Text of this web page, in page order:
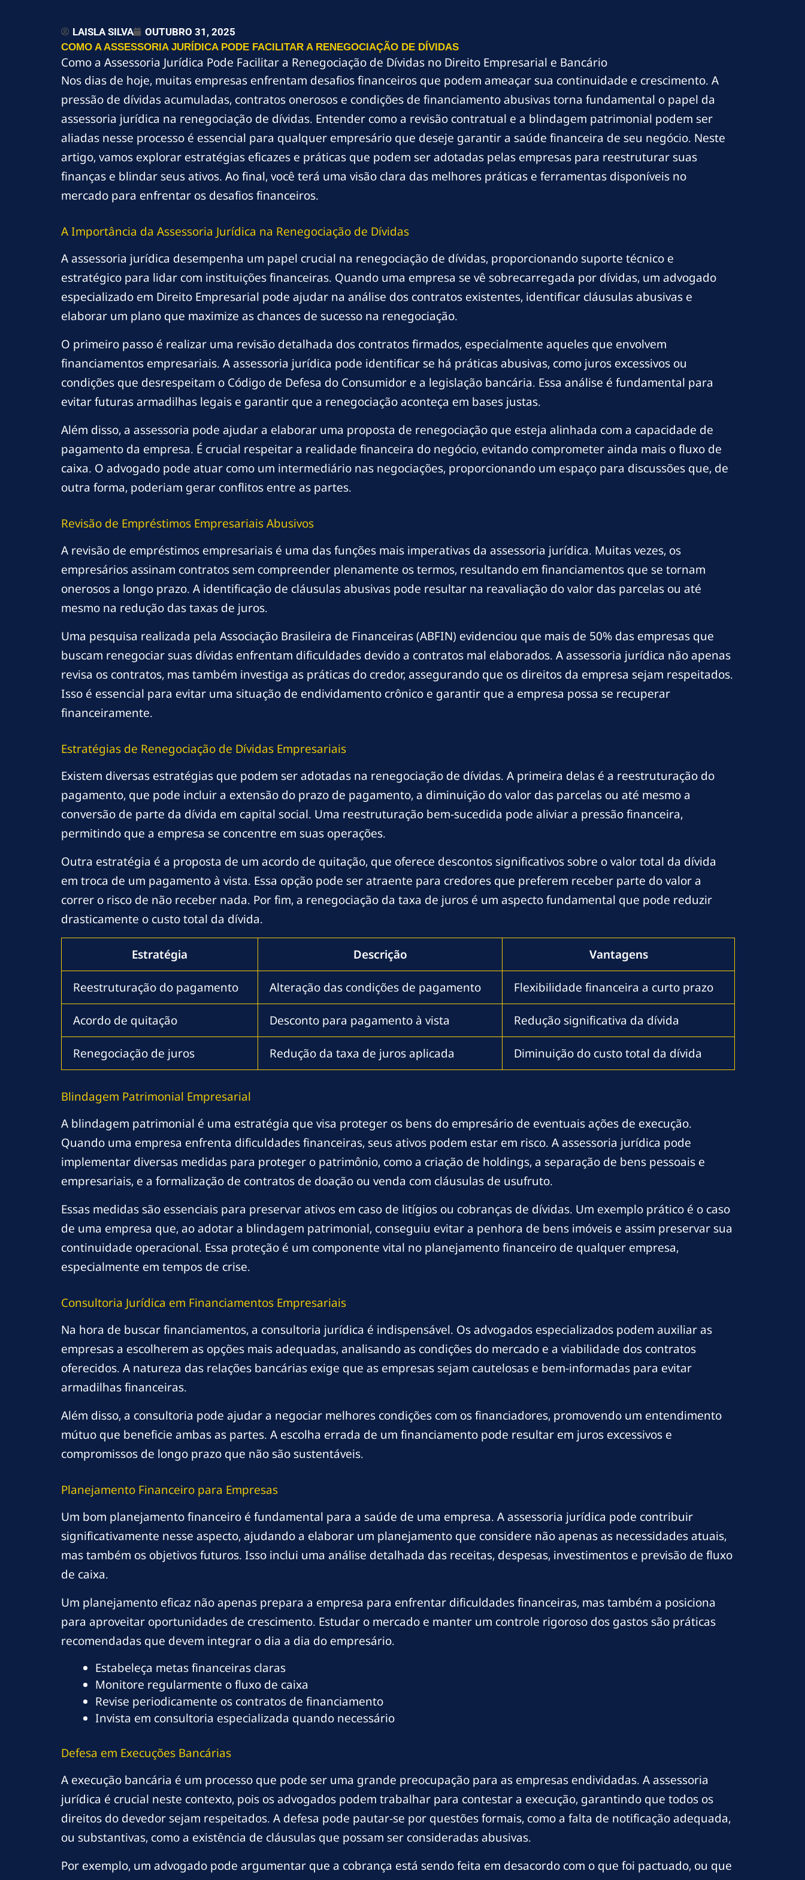
LAISLA SILVA OUTUBRO 31, 2025
COMO A ASSESSORIA JURÍDICA PODE FACILITAR A RENEGOCIAÇÃO DE DÍVIDAS
Como a Assessoria Jurídica Pode Facilitar a Renegociação de Dívidas no Direito Empresarial e Bancário
Nos dias de hoje, muitas empresas enfrentam desafios financeiros que podem ameaçar sua continuidade e crescimento. A
pressão de dívidas acumuladas, contratos onerosos e condições de financiamento abusivas torna fundamental o papel da
assessoria jurídica na renegociação de dívidas. Entender como a revisão contratual e a blindagem patrimonial podem ser
aliadas nesse processo é essencial para qualquer empresário que deseje garantir a saúde financeira de seu negócio. Neste
artigo, vamos explorar estratégias eficazes e práticas que podem ser adotadas pelas empresas para reestruturar suas
finanças e blindar seus ativos. Ao final, você terá uma visão clara das melhores práticas e ferramentas disponíveis no
mercado para enfrentar os desafios financeiros.
A Importância da Assessoria Jurídica na Renegociação de Dívidas
A assessoria jurídica desempenha um papel crucial na renegociação de dívidas, proporcionando suporte técnico e
estratégico para lidar com instituições financeiras. Quando uma empresa se vê sobrecarregada por dívidas, um advogado
especializado em Direito Empresarial pode ajudar na análise dos contratos existentes, identificar cláusulas abusivas e
elaborar um plano que maximize as chances de sucesso na renegociação.
O primeiro passo é realizar uma revisão detalhada dos contratos firmados, especialmente aqueles que envolvem
financiamentos empresariais. A assessoria jurídica pode identificar se há práticas abusivas, como juros excessivos ou
condições que desrespeitam o Código de Defesa do Consumidor e a legislação bancária. Essa análise é fundamental para
evitar futuras armadilhas legais e garantir que a renegociação aconteça em bases justas.
Além disso, a assessoria pode ajudar a elaborar uma proposta de renegociação que esteja alinhada com a capacidade de
pagamento da empresa. É crucial respeitar a realidade financeira do negócio, evitando comprometer ainda mais o fluxo de
caixa. O advogado pode atuar como um intermediário nas negociações, proporcionando um espaço para discussões que, de
outra forma, poderiam gerar conflitos entre as partes.
Revisão de Empréstimos Empresariais Abusivos
A revisão de empréstimos empresariais é uma das funções mais imperativas da assessoria jurídica. Muitas vezes, os
empresários assinam contratos sem compreender plenamente os termos, resultando em financiamentos que se tornam
onerosos a longo prazo. A identificação de cláusulas abusivas pode resultar na reavaliação do valor das parcelas ou até
mesmo na redução das taxas de juros.
Uma pesquisa realizada pela Associação Brasileira de Financeiras (ABFIN) evidenciou que mais de 50% das empresas que
buscam renegociar suas dívidas enfrentam dificuldades devido a contratos mal elaborados. A assessoria jurídica não apenas
revisa os contratos, mas também investiga as práticas do credor, assegurando que os direitos da empresa sejam respeitados.
Isso é essencial para evitar uma situação de endividamento crônico e garantir que a empresa possa se recuperar
financeiramente.
Estratégias de Renegociação de Dívidas Empresariais
Existem diversas estratégias que podem ser adotadas na renegociação de dívidas. A primeira delas é a reestruturação do
pagamento, que pode incluir a extensão do prazo de pagamento, a diminuição do valor das parcelas ou até mesmo a
conversão de parte da dívida em capital social. Uma reestruturação bem-sucedida pode aliviar a pressão financeira,
permitindo que a empresa se concentre em suas operações.
Outra estratégia é a proposta de um acordo de quitação, que oferece descontos significativos sobre o valor total da dívida
em troca de um pagamento à vista. Essa opção pode ser atraente para credores que preferem receber parte do valor a
correr o risco de não receber nada. Por fim, a renegociação da taxa de juros é um aspecto fundamental que pode reduzir
drasticamente o custo total da dívida.
Estratégia Descrição Vantagens
Reestruturação do pagamento Alteração das condições de pagamento Flexibilidade financeira a curto prazo
Acordo de quitação Desconto para pagamento à vista Redução significativa da dívida
Renegociação de juros Redução da taxa de juros aplicada Diminuição do custo total da dívida
Blindagem Patrimonial Empresarial
A blindagem patrimonial é uma estratégia que visa proteger os bens do empresário de eventuais ações de execução.
Quando uma empresa enfrenta dificuldades financeiras, seus ativos podem estar em risco. A assessoria jurídica pode
implementar diversas medidas para proteger o patrimônio, como a criação de holdings, a separação de bens pessoais e
empresariais, e a formalização de contratos de doação ou venda com cláusulas de usufruto.
Essas medidas são essenciais para preservar ativos em caso de litígios ou cobranças de dívidas. Um exemplo prático é o caso
de uma empresa que, ao adotar a blindagem patrimonial, conseguiu evitar a penhora de bens imóveis e assim preservar sua
continuidade operacional. Essa proteção é um componente vital no planejamento financeiro de qualquer empresa,
especialmente em tempos de crise.
Consultoria Jurídica em Financiamentos Empresariais
Na hora de buscar financiamentos, a consultoria jurídica é indispensável. Os advogados especializados podem auxiliar as
empresas a escolherem as opções mais adequadas, analisando as condições do mercado e a viabilidade dos contratos
oferecidos. A natureza das relações bancárias exige que as empresas sejam cautelosas e bem-informadas para evitar
armadilhas financeiras.
Além disso, a consultoria pode ajudar a negociar melhores condições com os financiadores, promovendo um entendimento
mútuo que beneficie ambas as partes. A escolha errada de um financiamento pode resultar em juros excessivos e
compromissos de longo prazo que não são sustentáveis.
Planejamento Financeiro para Empresas
Um bom planejamento financeiro é fundamental para a saúde de uma empresa. A assessoria jurídica pode contribuir
significativamente nesse aspecto, ajudando a elaborar um planejamento que considere não apenas as necessidades atuais,
mas também os objetivos futuros. Isso inclui uma análise detalhada das receitas, despesas, investimentos e previsão de fluxo
de caixa.
Um planejamento eficaz não apenas prepara a empresa para enfrentar dificuldades financeiras, mas também a posiciona
para aproveitar oportunidades de crescimento. Estudar o mercado e manter um controle rigoroso dos gastos são práticas
recomendadas que devem integrar o dia a dia do empresário.
Estabeleça metas financeiras claras
Monitore regularmente o fluxo de caixa
Revise periodicamente os contratos de financiamento
Invista em consultoria especializada quando necessário
Defesa em Execuções Bancárias
A execução bancária é um processo que pode ser uma grande preocupação para as empresas endividadas. A assessoria
jurídica é crucial neste contexto, pois os advogados podem trabalhar para contestar a execução, garantindo que todos os
direitos do devedor sejam respeitados. A defesa pode pautar-se por questões formais, como a falta de notificação adequada,
ou substantivas, como a existência de cláusulas que possam ser consideradas abusivas.
Por exemplo, um advogado pode argumentar que a cobrança está sendo feita em desacordo com o que foi pactuado, ou que